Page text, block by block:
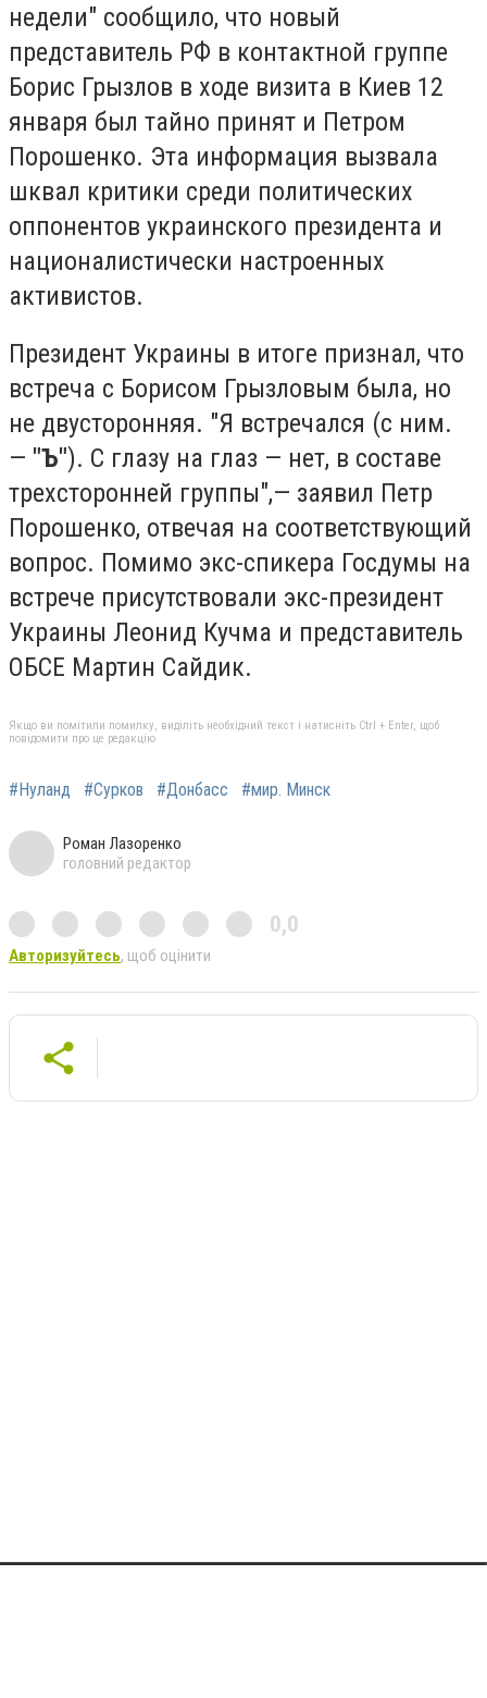
недели" сообщило, что новый
представитель РФ в контактной группе
Борис Грызлов в ходе визита в Киев 12
января был тайно принят и Петром
Порошенко. Эта информация вызвала
шквал критики среди политических
оппонентов украинского президента и
националистически настроенных
активистов.
Президент Украины в итоге признал, что
встреча с Борисом Грызловым была, но
не двусторонняя. "Я встречался (с ним.
— "Ъ"). С глазу на глаз — нет, в составе
трехсторонней группы",— заявил Петр
Порошенко, отвечая на соответствующий
вопрос. Помимо экс-спикера Госдумы на
встрече присутствовали экс-президент
Украины Леонид Кучма и представитель
ОБСЕ Мартин Сайдик.
Якщо ви помітили помилку, виділіть необхідний текст і натисніть Ctrl + Enter, щоб
повідомити про це редакцію
#Нуланд #Сурков #Донбасс #мир. Минск
Роман Лазоренко
головний редактор
0,0
Авторизуйтесь, щоб оцінити